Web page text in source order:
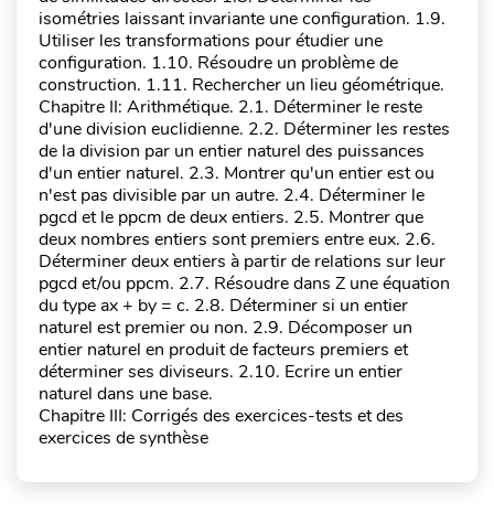
isométries laissant invariante une configuration. 1.9.
Utiliser les transformations pour étudier une
configuration. 1.10. Résoudre un problème de
construction. 1.11. Rechercher un lieu géométrique.
Chapitre II: Arithmétique. 2.1. Déterminer le reste
d'une division euclidienne. 2.2. Déterminer les restes
de la division par un entier naturel des puissances
d'un entier naturel. 2.3. Montrer qu'un entier est ou
n'est pas divisible par un autre. 2.4. Déterminer le
pgcd et le ppcm de deux entiers. 2.5. Montrer que
deux nombres entiers sont premiers entre eux. 2.6.
Déterminer deux entiers à partir de relations sur leur
pgcd et/ou ppcm. 2.7. Résoudre dans Z une équation
du type ax + by = c. 2.8. Déterminer si un entier
naturel est premier ou non. 2.9. Décomposer un
entier naturel en produit de facteurs premiers et
déterminer ses diviseurs. 2.10. Ecrire un entier
naturel dans une base.
Chapitre III: Corrigés des exercices-tests et des
exercices de synthèse